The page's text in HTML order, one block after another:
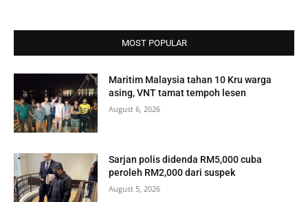
MOST POPULAR
Maritim Malaysia tahan 10 Kru warga
asing, VNT tamat tempoh lesen
August 6, 2026
Sarjan polis didenda RM5,000 cuba
peroleh RM2,000 dari suspek
August 5, 2026